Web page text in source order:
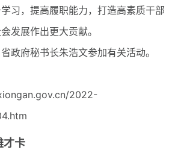
习，提高履职能力，打造高素质干部
发展作出更大贡献。
府秘书长朱浩文参加有关活动。
2022-
才卡